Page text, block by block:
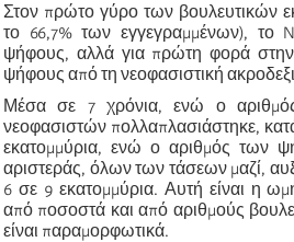
Στον πρώτο γύρο των βουλευτικών
το 66,7% των εγγεγραμμένων), το
ψήφους, αλλά για πρώτη φορά στην
ψήφους από τη νεοφασιστική
Μέσα σε 7 χρόνια, ενώ ο
νεοφασιστών πολλαπλασιάστηκε,
εκατομμύρια, ενώ ο αριθμός των
αριστεράς, όλων των τάσεων μαζί,
6 σε 9 εκατομμύρια. Αυτή είναι η
από ποσοστά και από αριθμούς
είναι παραμορφωτικά.